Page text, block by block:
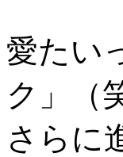
愛たい
ク」（
さらに